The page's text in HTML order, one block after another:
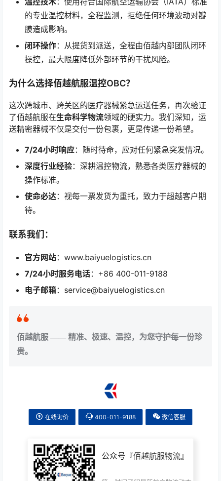
的专业温控材料，全程监测，拒绝任何环境波动对瓣
膜造成影响。
闭环操作：从提货到派送，全程由佰越内部团队闭环
操控，最大限度降低外部环节的干扰风险。
为什么选择佰越航服温控OBC？
这次跨城市、跨关区的医疗器械紧急运送任务，再次验证
了佰越航服在生命科学物流领域的硬实力。我们深知，运
送精密器械不仅是交付一份包裹，更是传递一份希望。
7/24小时响应：随时待命，应对任何紧急突发情况。
深度行业经验：深耕温控物流，熟悉各类医疗器械的
操作标准。
使命必达：视每一票发货为重托，致力于超越客户期
待。
联系我们：
官方网站：www.baiyuelogistics.cn
7/24小时服务电话：+86 400-011-9188
电子邮箱：service@baiyuelogistics.cn
佰越航服 —— 精准、极速、温控，为您守护每一份珍
贵。
在线询价 400-011-9188 微信客服
公众号『佰越航服物流』